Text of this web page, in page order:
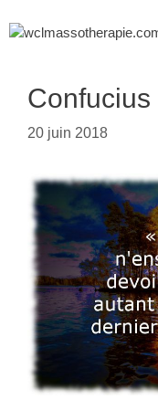
Confucius
20 juin 2018